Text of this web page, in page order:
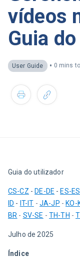
vídeos
Guia
User Guide • 0 mins
Guia do utilizador
CS-CZ - DE-DE - ES-ES
ID - IT-IT - JA-JP - KO-
BR - SV-SE - TH-TH -
Julho de 2025
Índice